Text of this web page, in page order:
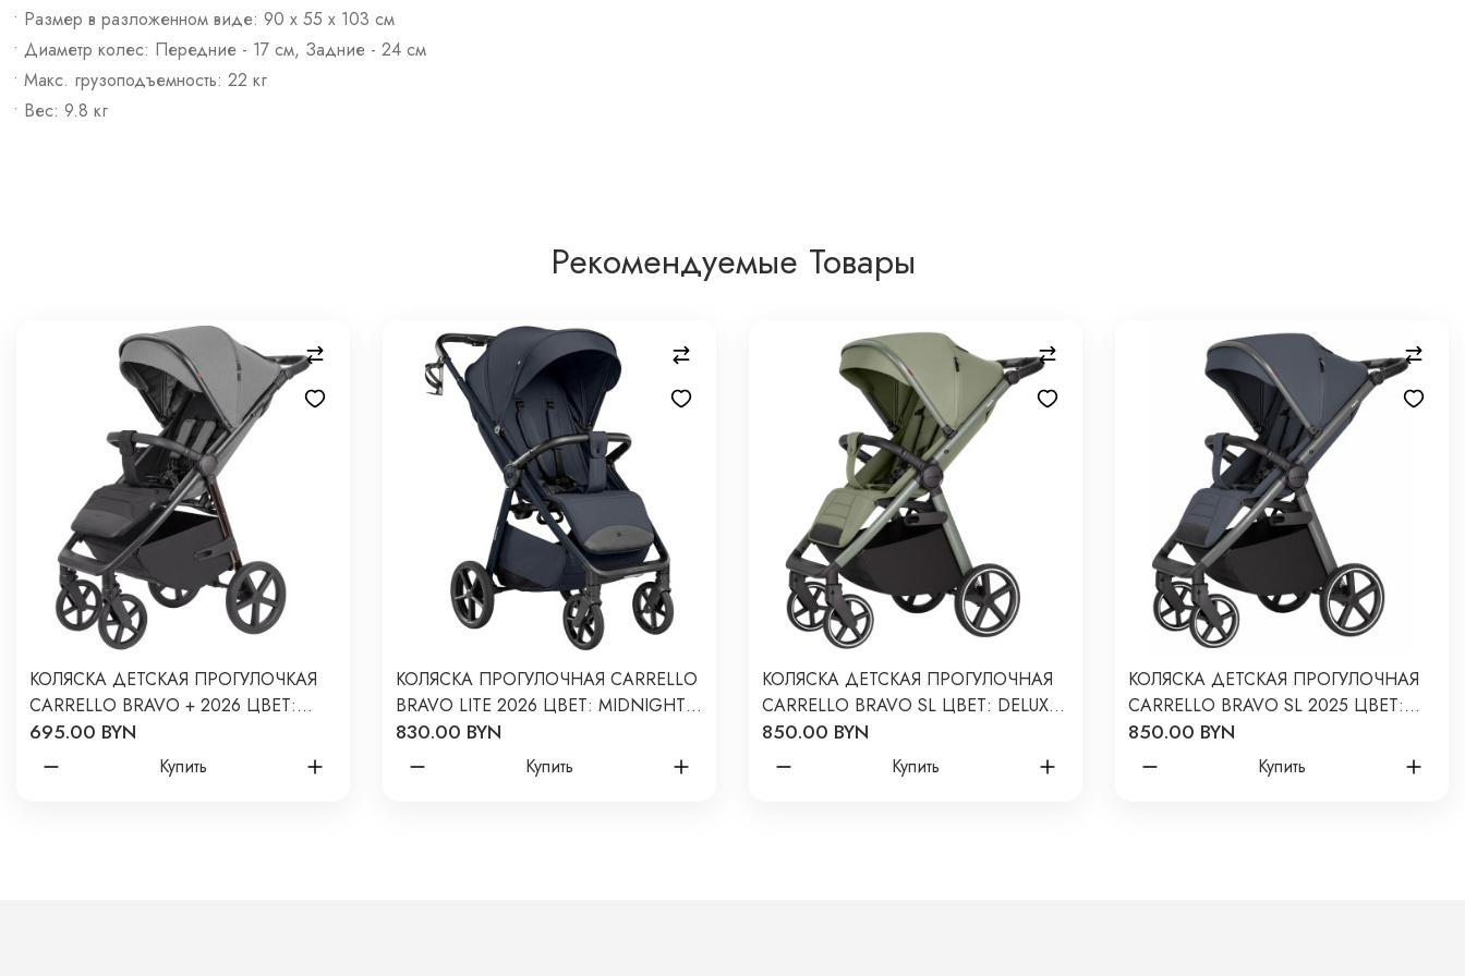
• Размер в разложенном виде: 90 x 55 х 103 см
• Диаметр колес: Передние - 17 см, Задние - 24 см
• Макс. грузоподъемность: 22 кг
• Вес: 9.8 кг
Рекомендуемые Товары
КОЛЯСКА ДЕТСКАЯ ПРОГУЛОЧКАЯ
CARRELLO BRAVO + 2026 ЦВЕТ:
FOREST GREY CRL-5515
695.00 BYN
Купить
КОЛЯСКА ПРОГУЛОЧНАЯ CARRELLO
BRAVO LITE 2026 ЦВЕТ: MIDNIGHT
BLUE CRL-5529
830.00 BYN
Купить
КОЛЯСКА ДЕТСКАЯ ПРОГУЛОЧНАЯ
CARRELLO BRAVO SL ЦВЕТ: DELUXE
MOSAIC GREEN CRL-5520
850.00 BYN
Купить
КОЛЯСКА ДЕТСКАЯ ПРОГУЛОЧНАЯ
CARRELLO BRAVO SL 2025 ЦВЕТ:
DELUXE THUNDER GREY CRL-5520
850.00 BYN
Купить